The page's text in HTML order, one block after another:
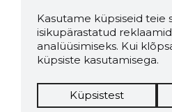
Kasutame küpsiseid teie
isikupärastatud
analüüsimiseks. Kui
küpsiste kasutamisega.
Küpsistest